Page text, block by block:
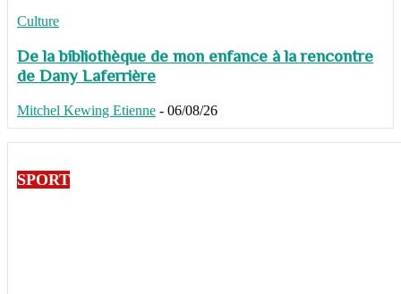
Culture
De la bibliothèque de mon enfance à la rencontre
de Dany Laferrière
Mitchel Kewing Etienne - 06/08/26
SPORT